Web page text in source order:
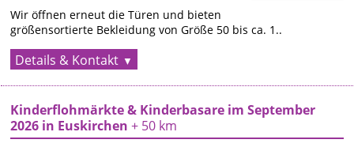
Wir öffnen erneut die Türen und bieten
größensortierte Bekleidung von Größe 50 bis ca. 1..
Details & Kontakt
Kinderflohmärkte & Kinderbasare im September
2026 in Euskirchen+ 50 km